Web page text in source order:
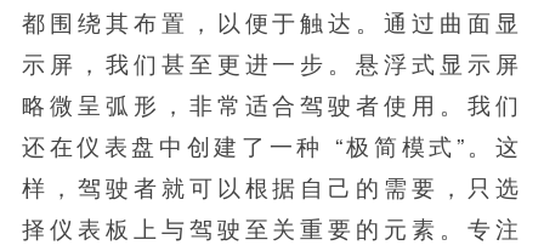
都围绕其布置，以便于触达。通过曲面显
示屏，我们甚至更进一步。悬浮式显示屏
略微呈弧形，非常适合驾驶者使用。我们
还在仪表盘中创建了一种 “极简模式”。这
样，驾驶者就可以根据自己的需要，只选
择仪表板上与驾驶至关重要的元素。专注